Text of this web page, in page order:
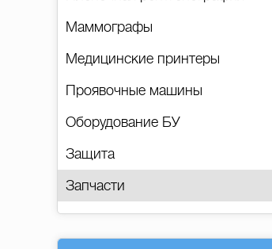
Маммографы
Медицинские принтеры
Проявочные машины
Оборудование БУ
Защита
Запчасти